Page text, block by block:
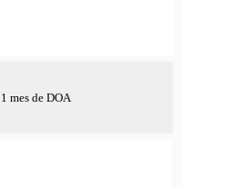
1 mes de DOA